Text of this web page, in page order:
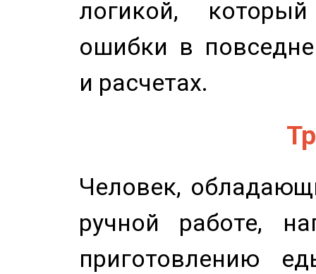
логикой,
ошибки в
и расчетах.
Человек,
ручной работе,
приготовлению